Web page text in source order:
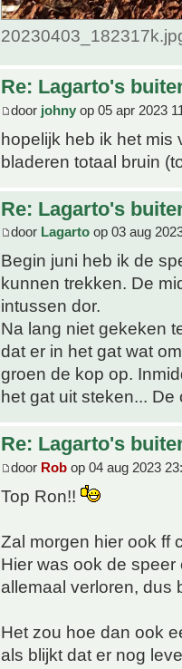
Re: Lagarto's
door johny op 05 apr 2023
hopelijk heb ik het mis
bladeren totaal bruin
Re: Lagarto's
door Lagarto op 03 aug
Begin juni heb ik de
kunnen trekken. De
intussen dor.
Na lang niet gekeken
dat er in het gat wat
groen de kop op.
het gat uit steken...
Re: Lagarto's
door Rob op 04 aug 2023
Top Ron!!
Zal morgen hier ook ff
Hier was ook de
allemaal verloren, dus
Het zou hoe dan ook
als blijkt dat er nog